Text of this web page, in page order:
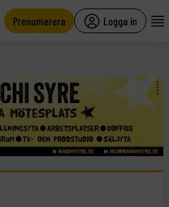
Prenumerera Logga in